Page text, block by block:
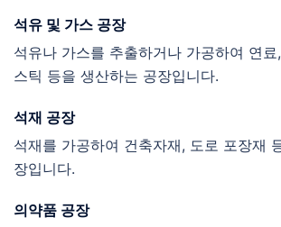
석유 및 가스 공장
석유나 가스를 추출하거나 가공하여 연
스틱 등을 생산하는 공장입니다.
석재 공장
석재를 가공하여 건축자재, 도로 포장재
장입니다.
의약품 공장